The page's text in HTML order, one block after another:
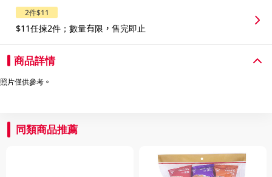
2件$11
$11任揀2件；數量有限，售完即止
商品詳情
照片僅供參考。
同類商品推薦